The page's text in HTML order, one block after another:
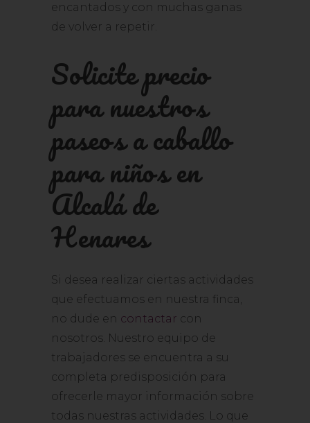
encantados y con muchas ganas
de volver a repetir.
Solicite precio
para nuestros
paseos a caballo
para niños en
Alcalá de
Henares
Si desea realizar ciertas actividades
que efectuamos en nuestra finca,
no dude en contactar con
nosotros. Nuestro equipo de
trabajadores se encuentra a su
completa predisposición para
ofrecerle mayor información sobre
todas nuestras actividades. Lo que